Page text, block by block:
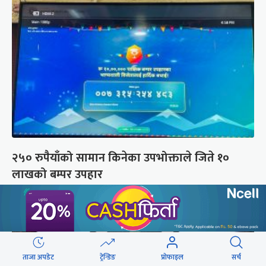
२५० रुपैयाँको सामान किनेका उपभोक्ताले जिते १०
लाखको बम्पर उपहार
ताजा अपडेट ट्रेन्डिङ प्रोफाइल सर्च